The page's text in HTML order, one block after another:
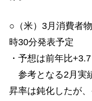
○（米）3月消費者
時30分発表予定
・予想は前年比
参考となる2月実
昇率は鈍化したが